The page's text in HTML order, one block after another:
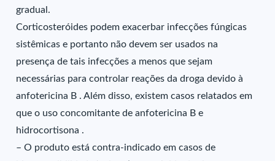
gradual.
Corticosteróides podem exacerbar infecções fúngicas
sistêmicas e portanto não devem ser usados na
presença de tais infecções a menos que sejam
necessárias para controlar reações da droga devido à
anfotericina B . Além disso, existem casos relatados em
que o uso concomitante de anfotericina B e
hidrocortisona .
– O produto está contra-indicado em casos de